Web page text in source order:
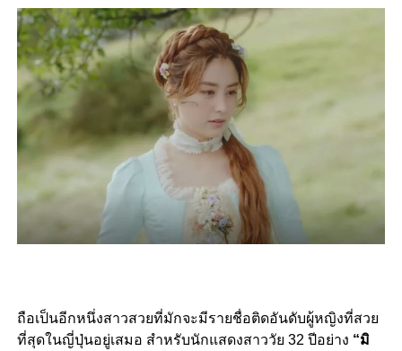
ถือเป็นอีกหนึ่งสาวสวยที่มักจะมีรายชื่อติดอันดับผู้หญิงที่สวย
ที่สุดในญี่ปุ่นอยู่เสมอ สำหรับนักแสดงสาววัย 32 ปีอย่าง “มิ